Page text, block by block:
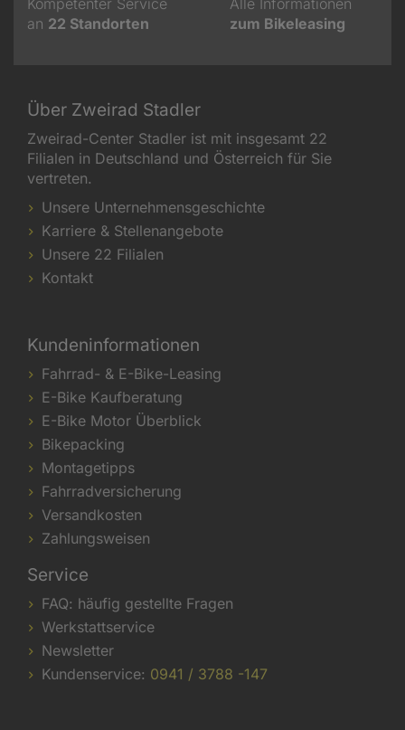
Kompetenter Service
an 22 Standorten
Alle Informationen
zum Bikeleasing
Über Zweirad Stadler
Zweirad-Center Stadler ist mit insgesamt 22
Filialen in Deutschland und Österreich für Sie
vertreten.
Unsere Unternehmensgeschichte
Karriere & Stellenangebote
Unsere 22 Filialen
Kontakt
Kundeninformationen
Fahrrad- & E-Bike-Leasing
E-Bike Kaufberatung
E-Bike Motor Überblick
Bikepacking
Montagetipps
Fahrradversicherung
Versandkosten
Zahlungsweisen
Service
FAQ: häufig gestellte Fragen
Werkstattservice
Newsletter
Kundenservice: 0941 / 3788 -147